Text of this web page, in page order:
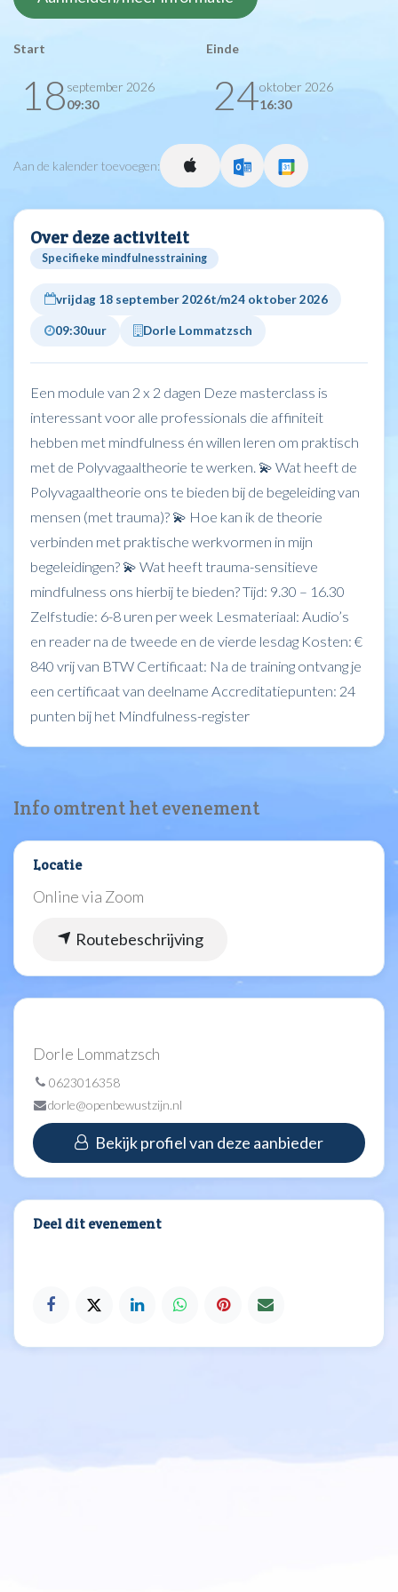
Start
18september 2026
09:30
Einde
24oktober 2026
16:30
Aan de kalender toevoegen:
Over deze activiteit
Specifieke mindfulnesstraining
vrijdag 18 september 2026t/m24 oktober 2026
09:30uur Dorle Lommatzsch
Een module van 2 x 2 dagen Deze masterclass is
interessant voor alle professionals die affiniteit
hebben met mindfulness én willen leren om praktisch
met de Polyvagaaltheorie te werken. 💫 Wat heeft de
Polyvagaaltheorie ons te bieden bij de begeleiding van
mensen (met trauma)? 💫 Hoe kan ik de theorie
verbinden met praktische werkvormen in mijn
begeleidingen? 💫 Wat heeft trauma-sensitieve
mindfulness ons hierbij te bieden? Tijd: 9.30 – 16.30
Zelfstudie: 6-8 uren per week Lesmateriaal: Audio’s
en reader na de tweede en de vierde lesdag Kosten: €
840 vrij van BTW Certificaat: Na de training ontvang je
een certificaat van deelname Accreditatiepunten: 24
punten bij het Mindfulness-register
Info omtrent het evenement
Locatie
Online via Zoom
Routebeschrijving
Dorle Lommatzsch
0623016358
dorle@openbewustzijn.nl
Bekijk profiel van deze aanbieder
Deel dit evenement